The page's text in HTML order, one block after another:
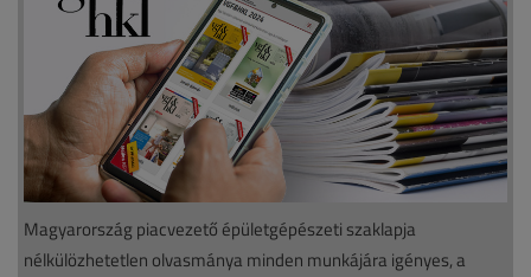
Magyarország piacvezető épületgépészeti szaklapja
nélkülözhetetlen olvasmánya minden munkájára igényes, a